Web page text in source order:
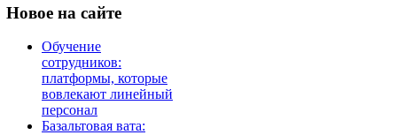
Новое на сайте
Обучение
сотрудников:
платформы, которые
вовлекают линейный
персонал
Базальтовая вата: